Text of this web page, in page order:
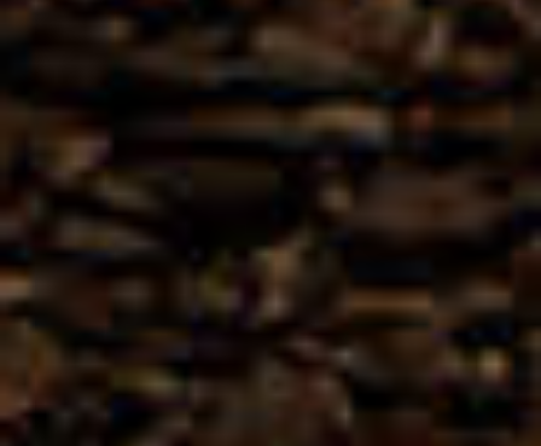
MATHIEU TEISSEIRE WATERMELOEN